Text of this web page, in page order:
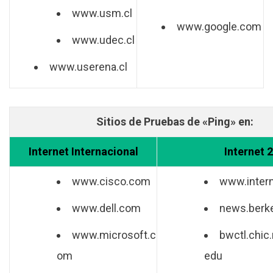
www.usm.cl
www.udec.cl
www.userena.cl
www.google.com
Sitios de Pruebas de «Ping» en:
Internet Internacional Internet 2
www.cisco.com
www.dell.com
www.microsoft.c
om
edu